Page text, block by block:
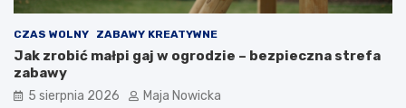
CZAS WOLNY ZABAWY KREATYWNE
Jak zrobić małpi gaj w ogrodzie – bezpieczna strefa
zabawy
5 sierpnia 2026 Maja Nowicka